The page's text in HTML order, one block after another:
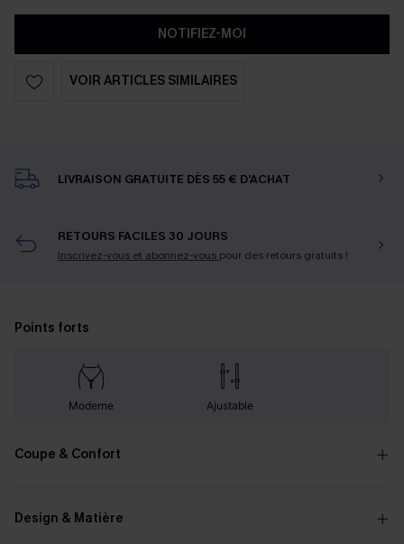
NOTIFIEZ-MOI
VOIR ARTICLES SIMILAIRES
LIVRAISON GRATUITE DÈS 55 € D'ACHAT
RETOURS FACILES 30 JOURS
Inscrivez-vous et abonnez-vous pour des retours gratuits !
Points forts
Moderne Ajustable
Coupe & Confort
Design & Matière